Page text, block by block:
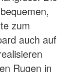
zum
auch auf
Rugen in